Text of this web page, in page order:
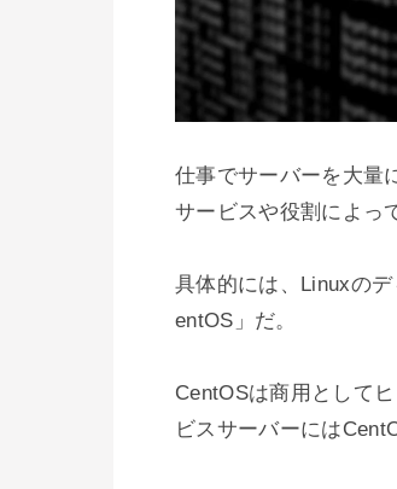
仕事でサーバーを大量
サービスや役割によっ
具体的には、Linuxの
entOS」だ。
CentOSは商用として
ビスサーバーには